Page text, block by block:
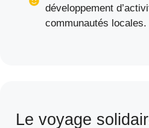
développement
communautés locales.
Le voyage